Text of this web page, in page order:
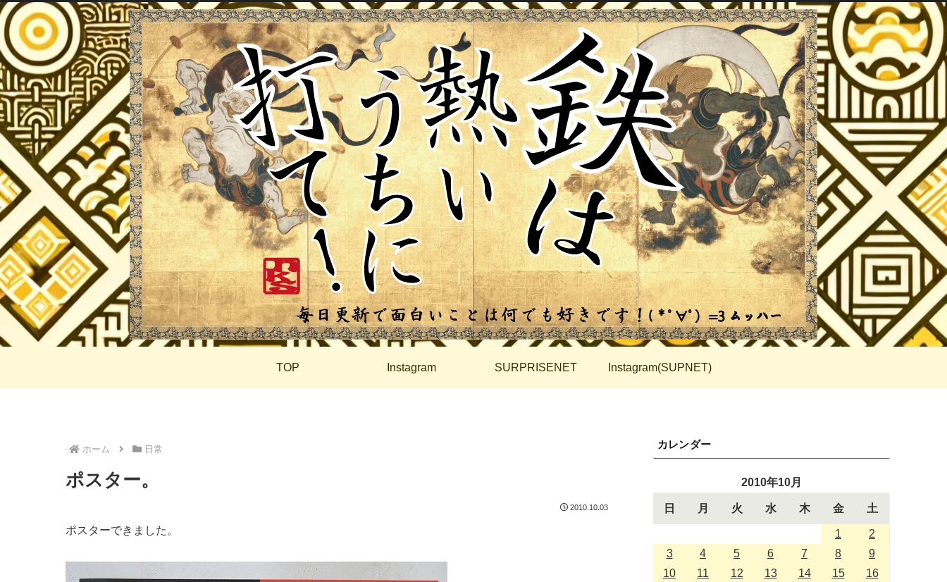
TOP Instagram SURPRISENET Instagram(SUPNET)
ホーム 日常
ポスター。
2010.10.03
ポスターできました。
カレンダー
2010年10月
日 月 火 水 木 金 土
1
2
3
4 5 6 7 8
9
10
11 12 13 14 15
16